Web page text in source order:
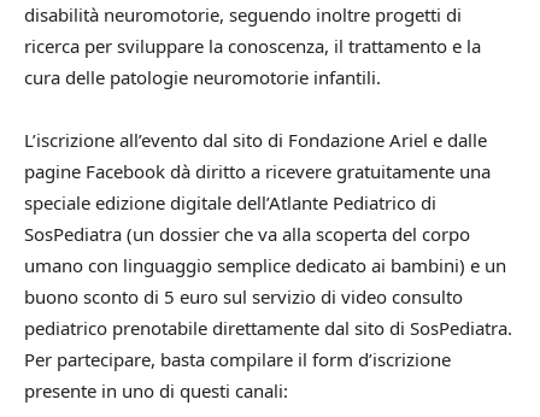
disabilità neuromotorie, seguendo inoltre progetti di
ricerca per sviluppare la conoscenza, il trattamento e la
cura delle patologie neuromotorie infantili.
L’iscrizione all’evento dal sito di Fondazione Ariel e dalle
pagine Facebook dà diritto a ricevere gratuitamente una
speciale edizione digitale dell’Atlante Pediatrico di
SosPediatra (un dossier che va alla scoperta del corpo
umano con linguaggio semplice dedicato ai bambini) e un
buono sconto di 5 euro sul servizio di video consulto
pediatrico prenotabile direttamente dal sito di SosPediatra.
Per partecipare, basta compilare il form d’iscrizione
presente in uno di questi canali: